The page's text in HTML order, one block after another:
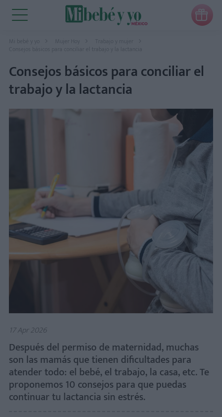

Mi bebé y yo Mujer Hoy
Consejos básicos para conciliar el trabajo y la lactancia
Consejos básicos para conciliar el
trabajo y la lactancia
17 Apr 2026
Después del permiso de maternidad, muchas
son las mamás que tienen dificultades para
atender todo: el bebé, el trabajo, la casa, etc. Te
proponemos 10 consejos para que puedas
continuar tu lactancia sin estrés.